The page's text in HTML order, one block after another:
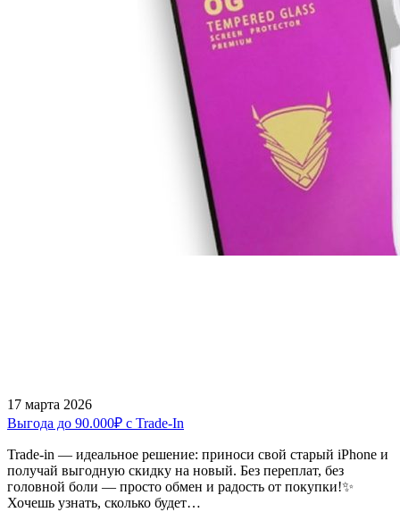
17 марта 2026
Выгода до 90.000₽ с Trade-In
Trade-in — идеальное решение: приноси свой старый iPhone и
получай выгодную скидку на новый. Без переплат, без
головной боли — просто обмен и радость от покупки!✨
Хочешь узнать, сколько будет…